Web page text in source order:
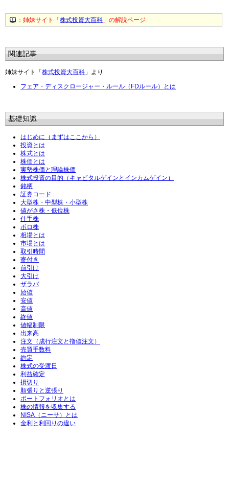
：姉妹サイト「 株式投資大百科 」の解説ページ
関連記事
姉妹サイト「 株式投資大百科 」より
フェア・ディスクロージャー・ルール（FDルール）とは
基礎知識
はじめに（まずはここから）
投資とは
株式とは
株価とは
実勢株価と理論株価
株式投資の目的（キャピタルゲインとインカムゲイン）
銘柄
証券コード
大型株・中型株・小型株
値がさ株・低位株
仕手株
ボロ株
相場とは
市場とは
取引時間
寄付き
前引け
大引け
ザラバ
始値
安値
高値
終値
値幅制限
出来高
注文（成行注文と指値注文）
売買手数料
約定
株式の受渡日
利益確定
損切り
順張りと逆張り
ポートフォリオとは
株の情報を収集する
NISA（ニーサ）とは
金利と利回りの違い